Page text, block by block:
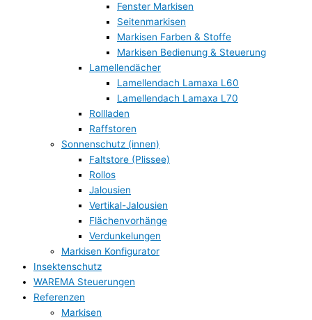
Fenster Markisen
Seitenmarkisen
Markisen Farben & Stoffe
Markisen Bedienung & Steuerung
Lamellendächer
Lamellendach Lamaxa L60
Lamellendach Lamaxa L70
Rollladen
Raffstoren
Sonnenschutz (innen)
Faltstore (Plissee)
Rollos
Jalousien
Vertikal-Jalousien
Flächenvorhänge
Verdunkelungen
Markisen Konfigurator
Insektenschutz
WAREMA Steuerungen
Referenzen
Markisen